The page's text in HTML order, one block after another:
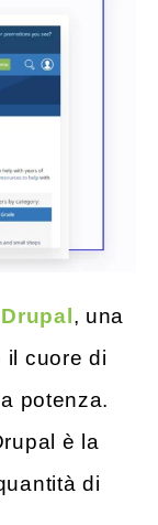
Drupal , una
il cuore di
potenza.
è la
di